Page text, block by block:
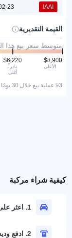
IAAI
23
القيمة التقديرية
متوسط سعر بيع هذا
نادراً
أغلى
الأعلى
93 عملية بيع خلال 30 يومًا
كيفية شراء مركبة
1. اعثر على سيارة أحلامك
2. ادفع وديعة قابلة للاسترداد